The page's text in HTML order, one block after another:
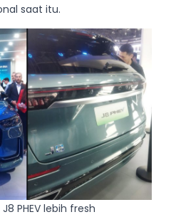
saat itu.
PHEV lebih fresh